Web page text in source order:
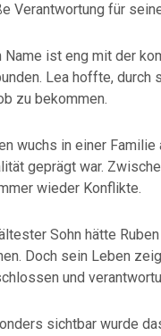
Verantwortung für
Name ist eng mit der
Lea hoffte, durch
zu bekommen.
wuchs in einer
geprägt war.
wieder Konflikte.
Sohn hätte
Doch sein Leben
und
sichtbar wurde